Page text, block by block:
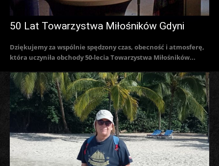
50 Lat Towarzystwa Miłośników Gdyni
Dziękujemy za wspólnie spędzony czas, obecność i atmosferę,
która uczyniła obchody 50-lecia Towarzystwa Miłośników...